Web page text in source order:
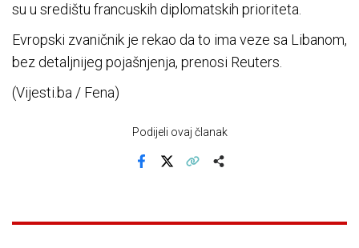
su u središtu francuskih diplomatskih prioriteta.
Evropski zvaničnik je rekao da to ima veze sa Libanom,
bez detaljnijeg pojašnjenja, prenosi Reuters.
(Vijesti.ba / Fena)
Podijeli ovaj članak